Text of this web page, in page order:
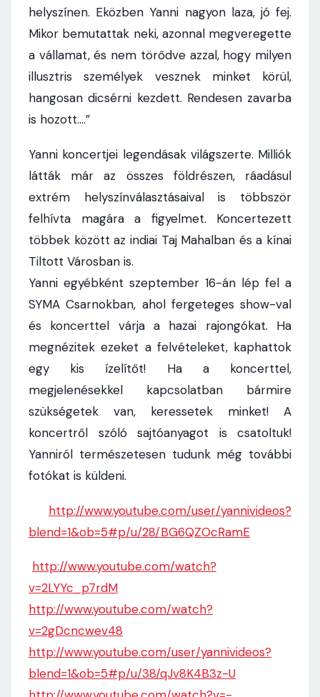
helyszínen. Eközben Yanni nagyon laza, jó fej.
Mikor bemutattak neki, azonnal megveregette
a vállamat, és nem törődve azzal, hogy milyen
illusztris személyek vesznek minket körül,
hangosan dicsérni kezdett. Rendesen zavarba
is hozott….”
Yanni koncertjei legendásak világszerte. Milliók
látták már az összes földrészen, ráadásul
extrém helyszínválasztásaival is többször
felhívta magára a figyelmet. Koncertezett
többek között az indiai Taj Mahalban és a kínai
Tiltott Városban is.
Yanni egyébként szeptember 16-án lép fel a
SYMA Csarnokban, ahol fergeteges show-val
és koncerttel várja a hazai rajongókat. Ha
megnézitek ezeket a felvételeket, kaphattok
egy kis ízelítőt! Ha a koncerttel,
megjelenésekkel kapcsolatban bármire
szükségetek van, keressetek minket! A
koncertről szóló sajtóanyagot is csatoltuk!
Yanniról természetesen tudunk még további
fotókat is küldeni.
http://www.youtube.com/user/yannivideos?
blend=1&ob=5#p/u/28/BG6QZOcRamE
http://www.youtube.com/watch?
v=2LYYc_p7rdM
http://www.youtube.com/watch?
v=2gDcncwev48
http://www.youtube.com/user/yannivideos?
blend=1&ob=5#p/u/38/qJv8K4B3z-U